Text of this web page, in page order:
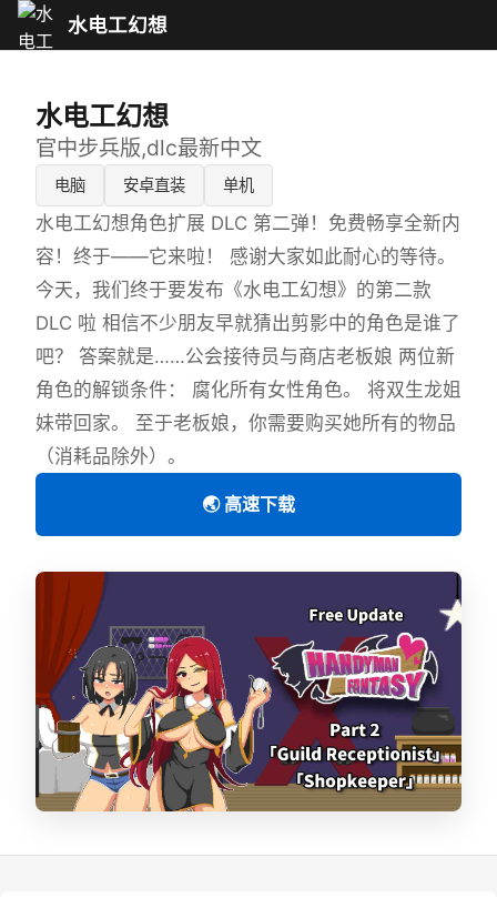
水电工幻想
水电工幻想
官中步兵版,dlc最新中文
电脑 安卓直装 单机
水电工幻想角色扩展 DLC 第二弹！免费畅享全新内
容！终于——它来啦！ 感谢大家如此耐心的等待。
今天，我们终于要发布《水电工幻想》的第二款
DLC 啦 相信不少朋友早就猜出剪影中的角色是谁了
吧？ 答案就是……公会接待员与商店老板娘 两位新
角色的解锁条件： 腐化所有女性角色。 将双生龙姐
妹带回家。 至于老板娘，你需要购买她所有的物品
（消耗品除外）。
🌏 高速下载